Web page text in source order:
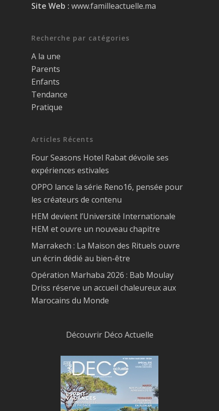
Site Web : www.familleactuelle.ma
Recherche par catégories
A la une
Parents
Enfants
Tendance
Pratique
Articles Récents
Four Seasons Hotel Rabat dévoile ses
expériences estivales
OPPO lance la série Reno16, pensée pour
les créateurs de contenu
HEM devient l’Université Internationale
HEM et ouvre un nouveau chapitre
Marrakech : La Maison des Rituels ouvre
un écrin dédié au bien-être
Opération Marhaba 2026 : Bab Moulay
Driss réserve un accueil chaleureux aux
Marocains du Monde
Découvrir Déco Actuelle